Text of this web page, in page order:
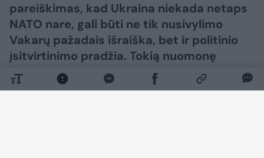
pareiškimas, kad Ukraina niekada netaps
NATO nare, gali būti ne tik nusivylimo
Vakarų pažadais išraiška, bet ir politinio
įsitvirtinimo pradžia. Tokią nuomonę
„Lietuvos ryto“ televizijos laidoje „Nauja
diena“ išsakė ambasadorius, buvęs